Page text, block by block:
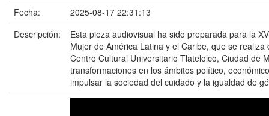
Fecha:
2025-08-17 22:31:13
Descripción:
Esta pieza audiovisual ha sido preparada para la
Mujer de América Latina y el Caribe, que se
Centro Cultural Universitario Tlatelolco, Ciudad de
transformaciones en los ámbitos político,
impulsar la sociedad del cuidado y la igualdad de